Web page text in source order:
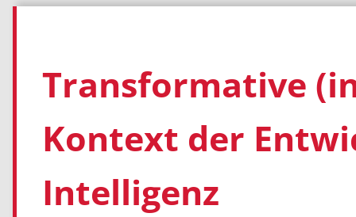
Transformative
Kontext der
Intelligenz